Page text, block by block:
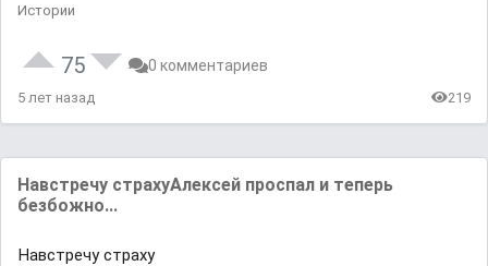
Истории
75 0 комментариев
5 лет назад 219
Навстречу страхуАлексей проспал и теперь
безбожно...
Навстречу страху